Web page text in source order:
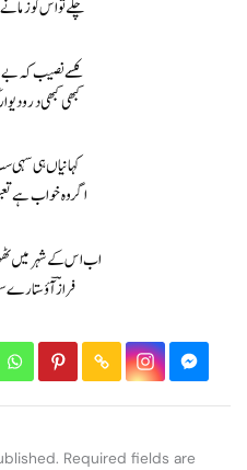
چلے تو اس کو
کسے نصیب کہ بے
کبھی کبھی در و
کہانیاں ہی سہی
اگر وہ خواب ہے
اب اس کے شہر میں
فرازؔ آؤ ستارے
Required fields are